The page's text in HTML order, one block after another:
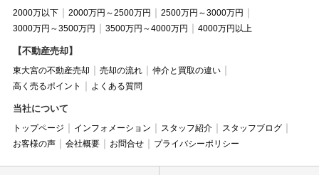
2000万以下 2000万円～2500万円
2500万円～3000万円
3000万円～3500万円
3500万円～4000万円 4000万円以上
【不動産売却】
東大宮の不動産売却 売却の流れ
仲介と買取の違い
高く売るポイント
よくある質問
当社について
トップページ インフォメーション スタッフ紹介
スタッフブログ
お客様の声
会社概要 お問合せ プライバシーポリシー